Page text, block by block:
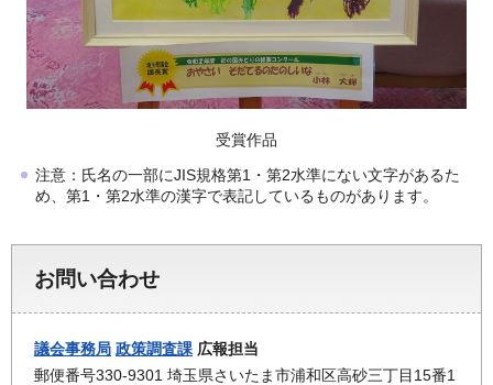
受賞作品
注意：氏名の一部にJIS規格第1・第2水準にない文字があるた
め、第1・第2水準の漢字で表記しているものがあります。
お問い合わせ
議会事務局 政策調査課 広報担当
郵便番号330-9301 埼玉県さいたま市浦和区高砂三丁目15番1